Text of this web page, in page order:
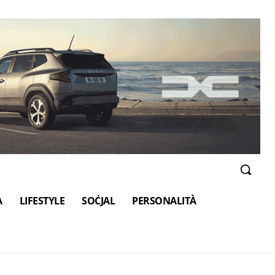
LIFESTYLE SOĊJAL PERSONALITÀ